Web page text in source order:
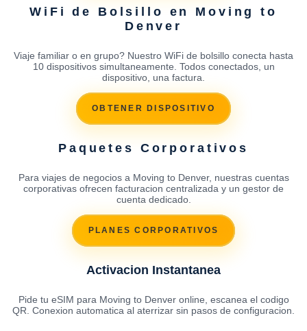
WiFi de Bolsillo en Moving to
Denver
Viaje familiar o en grupo? Nuestro WiFi de bolsillo conecta hasta
10 dispositivos simultaneamente. Todos conectados, un
dispositivo, una factura.
OBTENER DISPOSITIVO
Paquetes Corporativos
Para viajes de negocios a Moving to Denver, nuestras cuentas
corporativas ofrecen facturacion centralizada y un gestor de
cuenta dedicado.
PLANES CORPORATIVOS
Activacion Instantanea
Pide tu eSIM para Moving to Denver online, escanea el codigo
QR. Conexion automatica al aterrizar sin pasos de configuracion.